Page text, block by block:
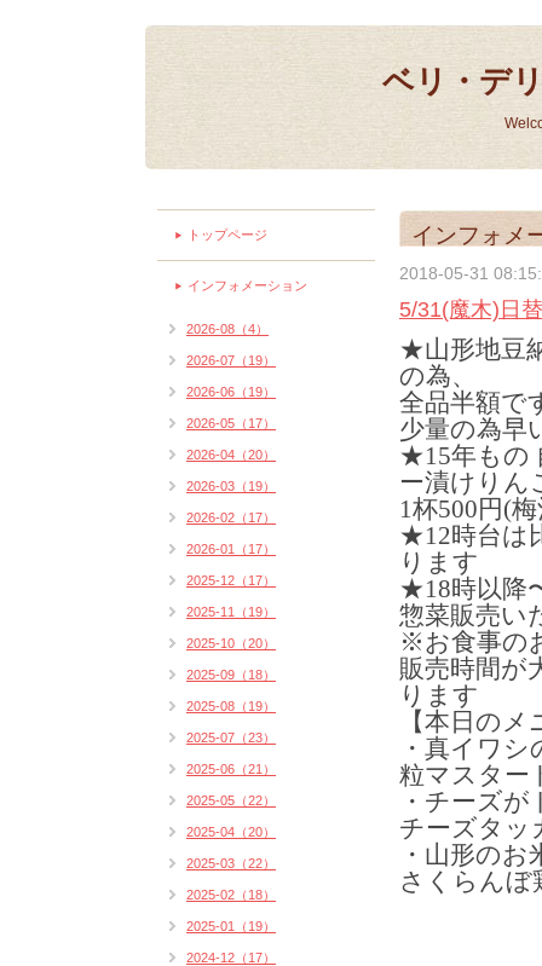
ベリ・デ
インフォメ
2018-05-31
5/31(魔木)日
★山形地豆
の為、
全品半額で
少量の為早
★15年もの
ー漬けりん
1杯500円(
★12時台は
ります
★18時以降
惣菜販売い
※お食事の
販売時間が
ります
【本日の
・真イワ
粒マスター
・チーズ
チーズタッ
・山形の
さくらんぼ
トップページ
インフォメーション
2026-08（4）
2026-07（19）
2026-06（19）
2026-05（17）
2026-04（20）
2026-03（19）
2026-02（17）
2026-01（17）
2025-12（17）
2025-11（19）
2025-10（20）
2025-09（18）
2025-08（19）
2025-07（23）
2025-06（21）
2025-05（22）
2025-04（20）
2025-03（22）
2025-02（18）
2025-01（19）
2024-12（17）